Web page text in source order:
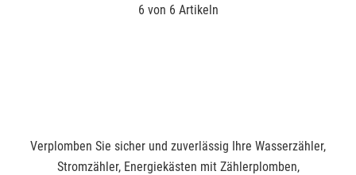
6 von 6 Artikeln
Verplomben Sie sicher und zuverlässig Ihre Wasserzähler,
Stromzähler, Energiekästen mit Zählerplomben,